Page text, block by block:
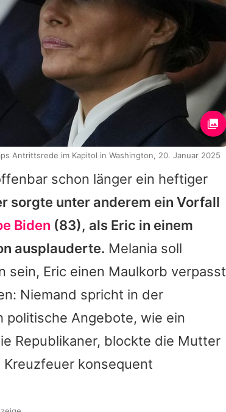
schon länger ein heftiger
sorgte unter anderem ein Vorfall
Biden (83), als Eric in einem
ausplauderte. Melania soll
sein, Eric einen Maulkorb verpasst
Niemand spricht in der
politische Angebote, wie ein
Republikaner, blockte die Mutter
konsequent
Antrittsrede im Kapitol in Washington, 20. Januar 2025